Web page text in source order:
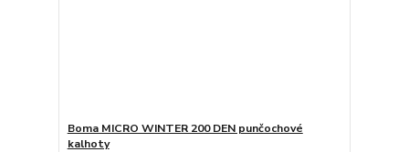
Boma MICRO WINTER 200 DEN punčochové
kalhoty